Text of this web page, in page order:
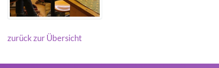
zurück zur Übersicht